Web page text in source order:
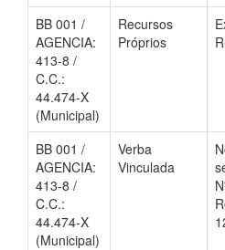
BB 001 /
AGENCIA:
413-8 /
C.C.:
44.474-X
(Municipal)
Recursos
Próprios
BB 001 /
AGENCIA:
413-8 /
C.C.:
44.474-X
(Municipal)
Verba
Vinculada